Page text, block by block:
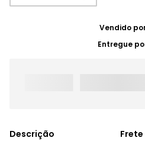
Vendido
Entregue
Frete